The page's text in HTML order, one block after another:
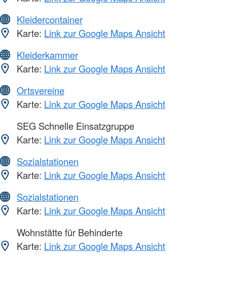
Kleidercontainer
Karte: Link zur Google Maps Ansicht
Kleiderkammer
Karte: Link zur Google Maps Ansicht
Ortsvereine
Karte: Link zur Google Maps Ansicht
SEG Schnelle Einsatzgruppe
Karte: Link zur Google Maps Ansicht
Sozialstationen
Karte: Link zur Google Maps Ansicht
Sozialstationen
Karte: Link zur Google Maps Ansicht
Wohnstätte für Behinderte
Karte: Link zur Google Maps Ansicht